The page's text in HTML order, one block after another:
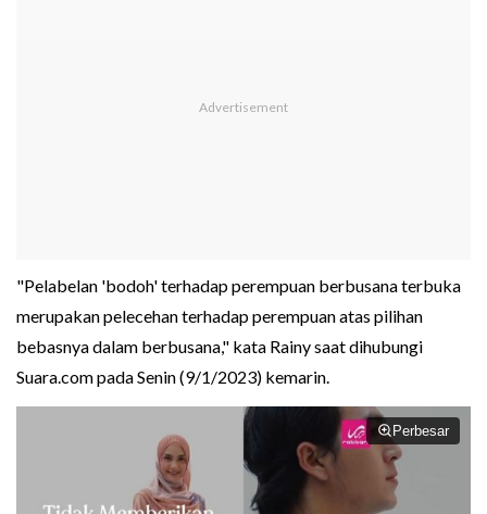
"Pelabelan 'bodoh' terhadap perempuan berbusana terbuka
merupakan pelecehan terhadap perempuan atas pilihan
bebasnya dalam berbusana," kata Rainy saat dihubungi
Suara.com pada Senin (9/1/2023) kemarin.
Perbesar